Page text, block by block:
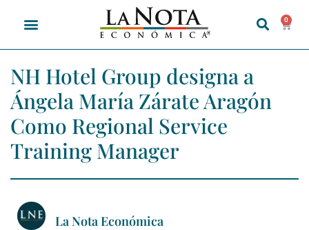
0
NH Hotel Group designa a
Ángela María Zárate Aragón
Como Regional Service
Training Manager
La Nota Económica